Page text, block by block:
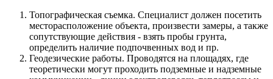
Топографическая съемка. Специалист должен посетить
месторасположение объекта, произвести замеры, а также
сопутствующие действия - взять пробы грунта,
определить наличие подпочвенных вод и пр.
Геодезические работы. Проводятся на площадях, где
теоретически могут проходить подземные и надземные